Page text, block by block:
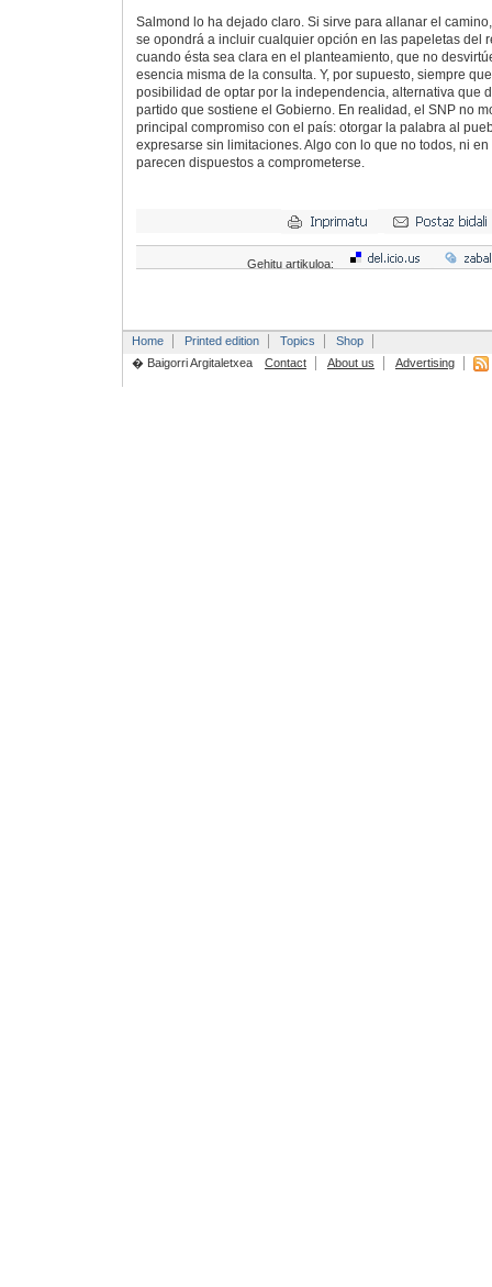
Salmond lo ha dejado claro. Si sirve para allanar el
se opondrá a incluir cualquier opción en las papeletas del
cuando ésta sea clara en el planteamiento, que no
esencia misma de la consulta. Y, por supuesto, siempre
posibilidad de optar por la independencia, alternativa que
partido que sostiene el Gobierno. En realidad, el SNP no
principal compromiso con el país: otorgar la palabra al
expresarse sin limitaciones. Algo con lo que no todos, ni
parecen dispuestos a comprometerse.
Gehitu artikuloa:
Home Printed edition Topics
Shop
� Baigorri Argitaletxea
Contact About us Advertising